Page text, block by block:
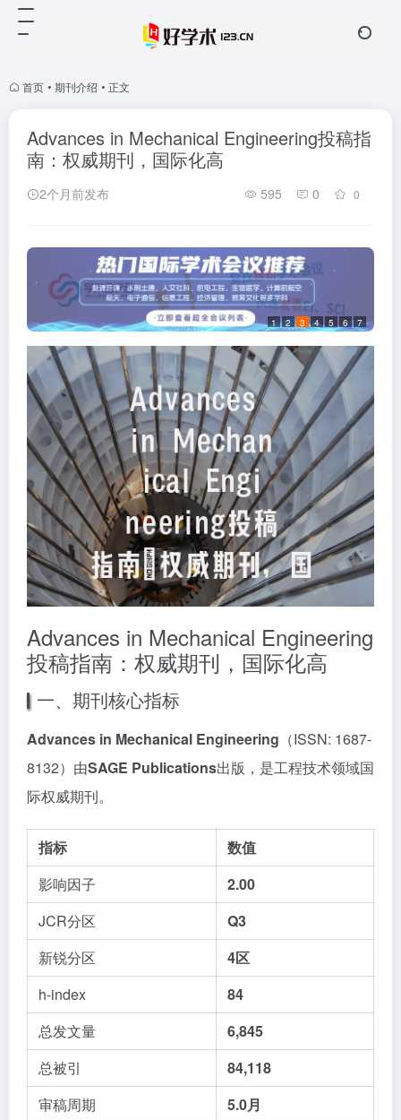
首页 • 期刊介绍 • 正文
Advances in Mechanical Engineering投稿指
南：权威期刊，国际化高
2个月前发布 595 0 0
1 2 3 4 5 6 7
Advances in Mechanical Engineering
投稿指南：权威期刊，国际化高
一、期刊核心指标
Advances in Mechanical Engineering （ISSN: 1687-
8132）由SAGE Publications出版，是工程技术领域国
际权威期刊。
指标
数值
影响因子
2.00
JCR分区
Q3
新锐分区
4区
h-index
84
总发文量
6,845
总被引
84,118
审稿周期
5.0月